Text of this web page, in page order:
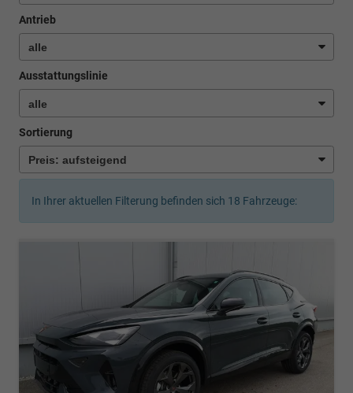
Antrieb
Ausstattungslinie
Sortierung
In Ihrer aktuellen Filterung befinden sich 18 Fahrzeuge: